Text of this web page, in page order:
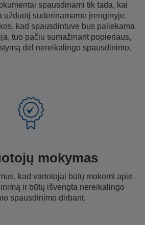
spausdinami tik tada, kai
užduotį suderinamame įrenginyje.
kad spausdintuve bus paliekama
tuo pačiu sumažinant popieriaus,
dėl nereikalingo spausdinimo.
mokymas
kad vartotojai būtų mokomi apie
ir būtų išvengta nereikalingo
spausdinimo dirbant.